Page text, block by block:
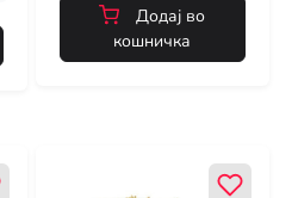
Додај во
кошничка